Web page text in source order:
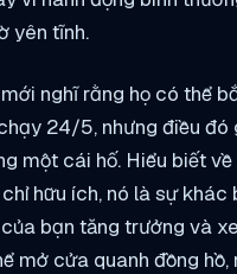
yên tĩnh.
nghĩ rằng họ có thể
24/5, nhưng điều đó
một cái hố. Hiểu biết
hữu ích, nó là sự khác
bạn tăng trưởng và
mở cửa quanh đồng hồ,